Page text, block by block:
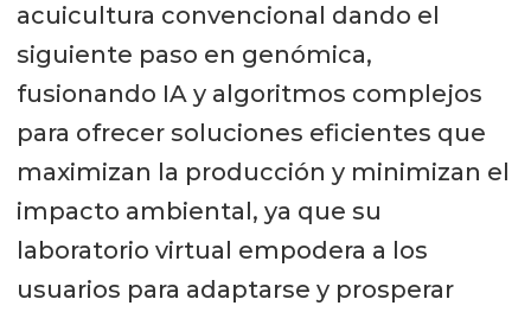
acuicultura convencional dando el
siguiente paso en genómica,
fusionando IA y algoritmos complejos
para ofrecer soluciones eficientes que
maximizan la producción y minimizan el
impacto ambiental, ya que su
laboratorio virtual empodera a los
usuarios para adaptarse y prosperar